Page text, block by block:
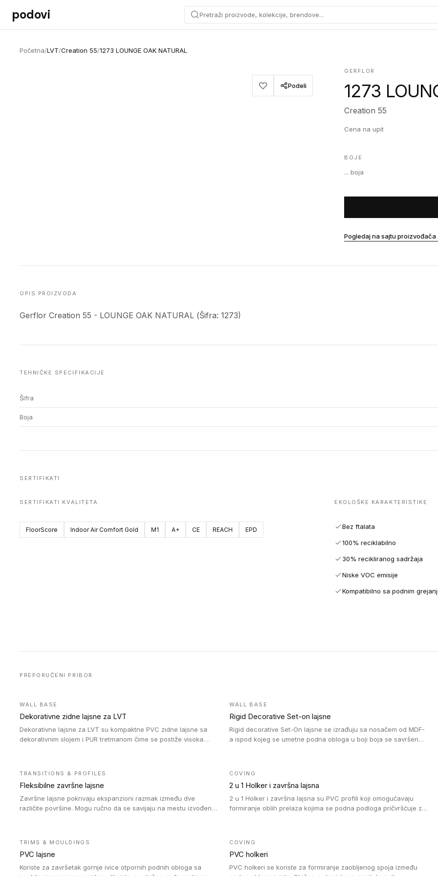
Preskoči na sadržaj
podovi Pretraži proizvode, kolekcije, brendove...
Početna/LVT/Creation 55/1273 LOUNGE OAK NATURAL
Podeli
GERFLOR
1273
Creation 55
Cena na upit
BOJE
... boja
Pogledaj na sajtu proizvođača
OPIS PROIZVODA
Gerflor Creation 55 - LOUNGE OAK NATURAL (Šifra: 1273)
TEHNIČKE SPECIFIKACIJE
Šifra
Boja
SERTIFIKATI
SERTIFIKATI KVALITETA
FloorScore Indoor Air Comfort Gold M1 A+ CE REACH EPD
EKOLOŠKE KARAKTERISTIKE
Bez ftalata
100% reciklabilno
30% recikliranog sadržaja
Niske VOC emisije
Kompatibilno sa podnim
PREPORUČENI PRIBOR
WALL BASE
Dekorativne zidne lajsne za LVT
Dekorativne lajsne za LVT su kompaktne PVC zidne lajsne sa
dekorativnim slojem i PUR tretmanom čime se postiže visoka
WALL BASE
Rigid Decorative Set-on lajsne
Rigid decorative Set-On lajsne se izrađuju sa nosačem od MDF-
a ispod kojeg se umetne podna obloga u boji boja se savršeno
TRANSITIONS & PROFILES
Fleksibilne završne lajsne
Završne lajsne pokrivaju ekspanzioni razmak između dve
različite površine. Mogu ručno da se savijaju na mestu izvođenja
(kompaktni i akustički), kao i sa podnim oblogama od linoleuma.
COVING
2 u 1 Holker i završna lajsna
2 u 1 Holker i završna lajsna su PVC profili koji omogućavaju
formiranje oblih prelaza kojima se podna podloga pričvršćuje za
TRIMS & MOULDINGS
PVC lajsne
Koriste za završetak gornje ivice otpornih podnih obloga sa
COVING
PVC holkeri
PVC holkeri se koriste za formiranje zaobljenog spoja između